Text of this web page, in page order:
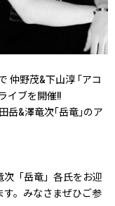
仲野茂&下山淳 ｢アコ
イブを開催!!
岳&澤竜次｢岳竜｣のア
次「岳竜」各氏をお迎
。みなさまぜひご参